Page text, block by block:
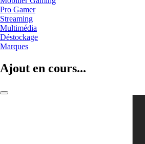
Pro Gamer
Streaming
Multimédia
Déstockage
Marques
Ajout en cours...